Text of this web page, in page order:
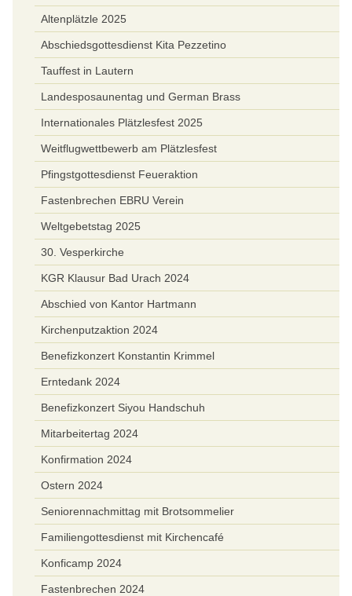
Altenplätzle 2025
Abschiedsgottesdienst Kita Pezzetino
Tauffest in Lautern
Landesposaunentag und German Brass
Internationales Plätzlesfest 2025
Weitflugwettbewerb am Plätzlesfest
Pfingstgottesdienst Feueraktion
Fastenbrechen EBRU Verein
Weltgebetstag 2025
30. Vesperkirche
KGR Klausur Bad Urach 2024
Abschied von Kantor Hartmann
Kirchenputzaktion 2024
Benefizkonzert Konstantin Krimmel
Erntedank 2024
Benefizkonzert Siyou Handschuh
Mitarbeitertag 2024
Konfirmation 2024
Ostern 2024
Seniorennachmittag mit Brotsommelier
Familiengottesdienst mit Kirchencafé
Konficamp 2024
Fastenbrechen 2024